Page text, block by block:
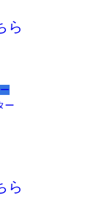
ら
ー
ら